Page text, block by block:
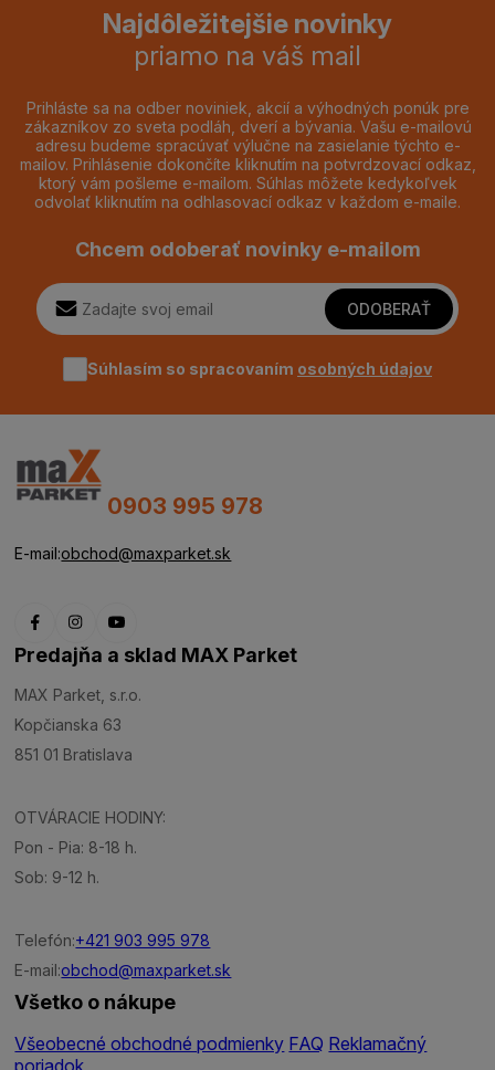
Najdôležitejšie novinky
priamo na váš mail
Prihláste sa na odber noviniek, akcií a výhodných ponúk pre
zákazníkov zo sveta podláh, dverí a bývania. Vašu e-mailovú
adresu budeme spracúvať výlučne na zasielanie týchto e-
mailov. Prihlásenie dokončíte kliknutím na potvrdzovací odkaz,
ktorý vám pošleme e-mailom. Súhlas môžete kedykoľvek
odvolať kliknutím na odhlasovací odkaz v každom e-maile.
Chcem odoberať novinky e-mailom
ODOBERAŤ
Súhlasím so spracovaním osobných údajov
0903 995 978
E-mail:obchod@maxparket.sk
Predajňa a sklad MAX Parket
MAX Parket, s.r.o.
Kopčianska 63
851 01 Bratislava
OTVÁRACIE HODINY:
Pon - Pia: 8-18 h.
Sob: 9-12 h.
Telefón:+421 903 995 978
E-mail:obchod@maxparket.sk
Všetko o nákupe
Všeobecné obchodné podmienky FAQ Reklamačný
poriadok